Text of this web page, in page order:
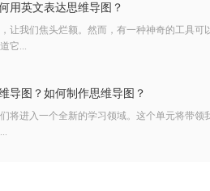
用英文表达思维导图？
让我们焦头烂额。然而，有一种神奇的工具可
它...
导图？如何制作思维导图？
将进入一个全新的学习领域。这个单元将带领